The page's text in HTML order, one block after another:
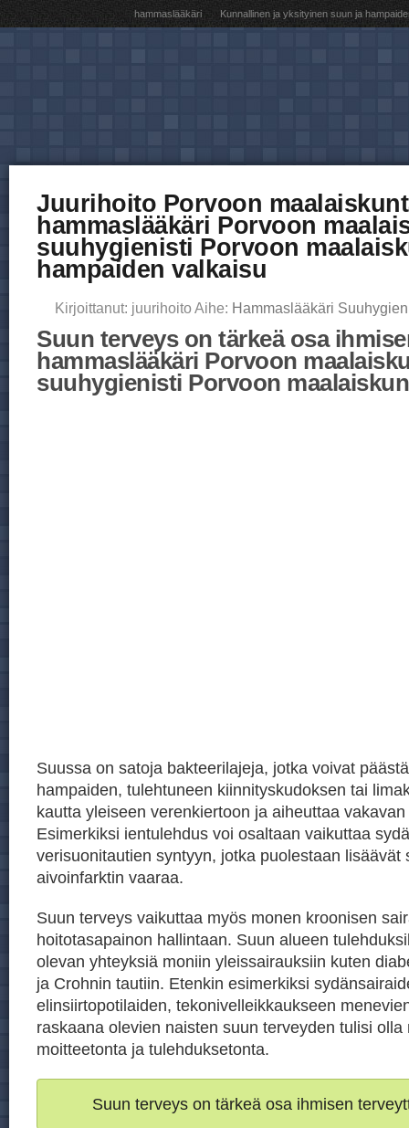
hammaslääkäri Kunnallinen ja yksityinen suun ja
Juurihoito Porvoon
hammaslääkäri Porvoon
suuhygienisti Porvoon
hampaiden valkaisu
Kirjoittanut: juurihoito Aihe: Hammaslääkäri
Suun terveys on tärkeä osa
hammaslääkäri Porvoon
suuhygienisti Porvoon
Suussa on satoja bakteerilajeja, jotka voivat
hampaiden, tulehtuneen kiinnityskudoksen tai
kautta yleiseen verenkiertoon ja aiheuttaa
Esimerkiksi ientulehdus voi osaltaan vaikuttaa
verisuonitautien syntyyn, jotka puolestaan lisäävät
aivoinfarktin vaaraa.
Suun terveys vaikuttaa myös monen kroonisen
hoitotasapainon hallintaan. Suun alueen
olevan yhteyksiä moniin yleissairauksiin kuten
ja Crohnin tautiin. Etenkin esimerkiksi
elinsiirtopotilaiden, tekonivelleikkaukseen
raskaana olevien naisten suun terveyden tulisi olla
moitteetonta ja tulehduksetonta.
Suun terveys on tärkeä osa ihmisen